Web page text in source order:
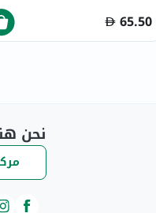
65.50
نحن